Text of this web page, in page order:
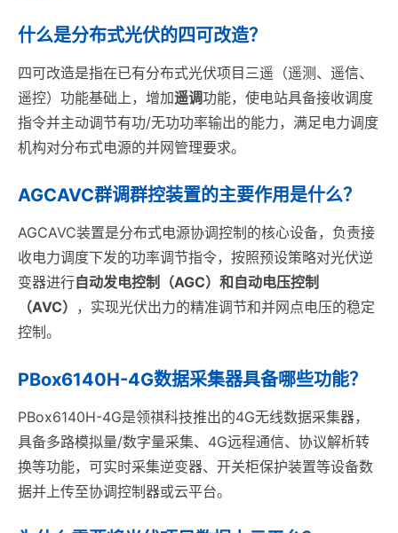
什么是分布式光伏的四可改造？
四可改造是指在已有分布式光伏项目三遥（遥测、遥信、
遥控）功能基础上，增加遥调功能，使电站具备接收调度
指令并主动调节有功/无功功率输出的能力，满足电力调度
机构对分布式电源的并网管理要求。
AGCAVC群调群控装置的主要作用是什么？
AGCAVC装置是分布式电源协调控制的核心设备，负责接
收电力调度下发的功率调节指令，按照预设策略对光伏逆
变器进行自动发电控制（AGC） 和自动电压控制
（AVC） ，实现光伏出力的精准调节和并网点电压的稳定
控制。
PBox6140H-4G数据采集器具备哪些功能？
PBox6140H-4G是领祺科技推出的4G无线数据采集器，
具备多路模拟量/数字量采集、4G远程通信、协议解析转
换等功能，可实时采集逆变器、开关柜保护装置等设备数
据并上传至协调控制器或云平台。